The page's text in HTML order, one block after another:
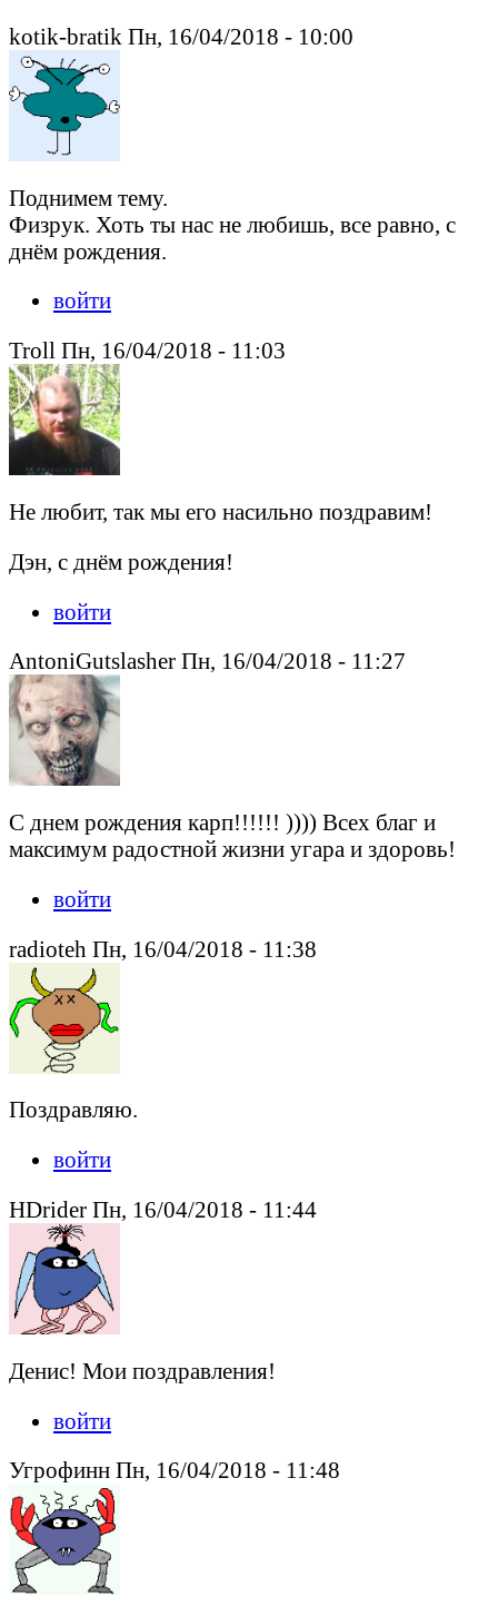
kotik-bratik Пн, 16/04/2018 - 10:00
Поднимем тему.
Физрук. Хоть ты нас не любишь, все равно, с
днём рождения.
войти
Troll Пн, 16/04/2018 - 11:03
Не любит, так мы его насильно поздравим!
Дэн, с днём рождения!
войти
AntoniGutslasher Пн, 16/04/2018 - 11:27
С днем рождения карп!!!!!! )))) Всех благ и
максимум радостной жизни угара и здоровь!
войти
radioteh Пн, 16/04/2018 - 11:38
Поздравляю.
войти
HDrider Пн, 16/04/2018 - 11:44
Денис! Мои поздравления!
войти
Угрофинн Пн, 16/04/2018 - 11:48